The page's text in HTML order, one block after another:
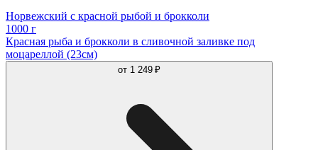
Норвежский с красной рыбой и брокколи
1000 г
Красная рыба и брокколи в сливочной заливке под
моцареллой (23см)
от 1 249 ₽